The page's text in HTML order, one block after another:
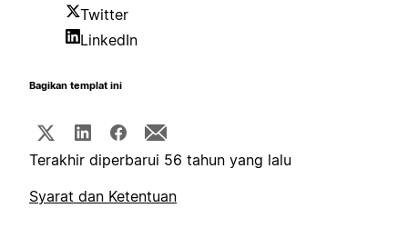
Twitter
LinkedIn
Bagikan templat ini
Terakhir diperbarui 56 tahun yang lalu
Syarat dan Ketentuan